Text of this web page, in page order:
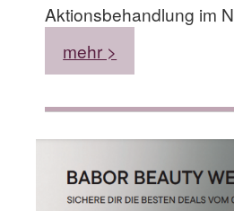
Aktionsbehandlung im
mehr >